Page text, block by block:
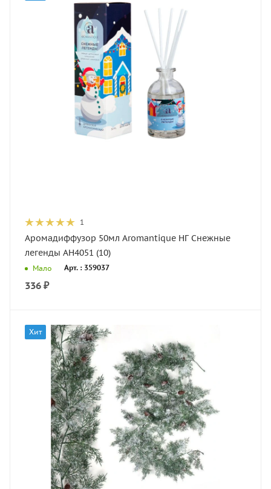
1
Аромадиффузор 50мл Aromantique НГ Снежные
легенды АН4051 (10)
Мало Арт. : 359037
336 ₽
Хит